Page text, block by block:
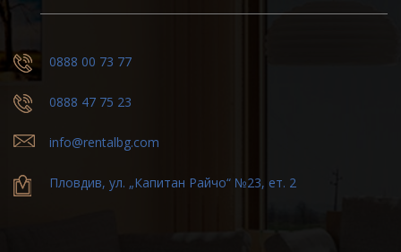
0888 00 73 77
0888 47 75 23
info@rentalbg.com
Пловдив, ул. „Капитан Райчо“ №23, ет. 2